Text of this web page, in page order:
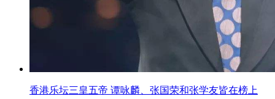
香港乐坛三皇五帝 谭咏麟、张国荣和张学友皆在榜上